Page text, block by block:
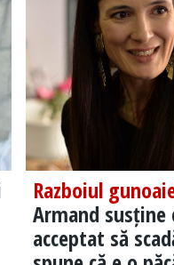
Razboiul
Armand susține
acceptat să